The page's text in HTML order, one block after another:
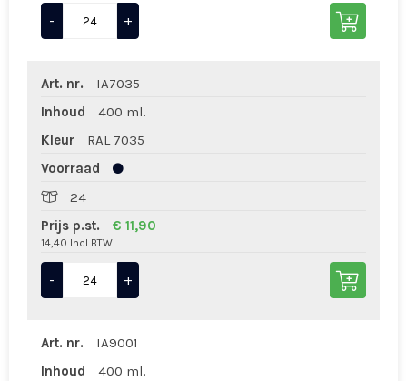
- +
Art. nr.
IA7035
Inhoud
400 ml.
Kleur
RAL 7035
Voorraad
24
Prijs p.st.
€ 11,90
14,40 Incl BTW
- +
Art. nr.
IA9001
Inhoud
400 ml.